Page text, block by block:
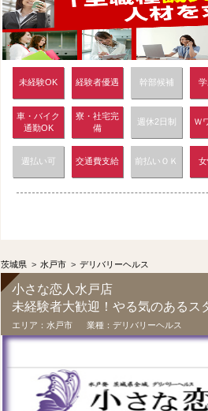
未経験OK 経験者優遇 幹部候補
車・バイク
通勤OK
寮・社宅完
備
週休2日制 Ｗ
週払い可 交通費支給 前払いＯＫ
茨城県 > 水戸市 > デリバリーヘルス
小さな恋人水戸店
未経験者大歓迎！やる気のあるス
エリア： 水戸市 業種： デリバリーヘルス